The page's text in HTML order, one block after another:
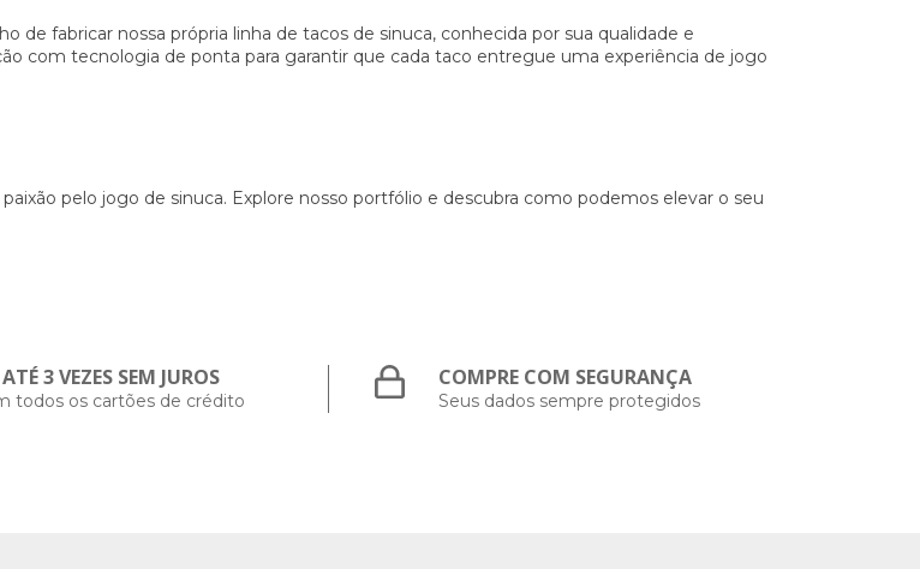
fabricar nossa própria linha de tacos de sinuca, conhecida por sua qualidade e
com tecnologia de ponta para garantir que cada taco entregue uma experiência de jogo
pelo jogo de sinuca. Explore nosso portfólio e descubra como podemos elevar o seu
3 VEZES SEM JUROS
todos os cartões de crédito
COMPRE COM SEGURANÇA
Seus dados sempre protegidos